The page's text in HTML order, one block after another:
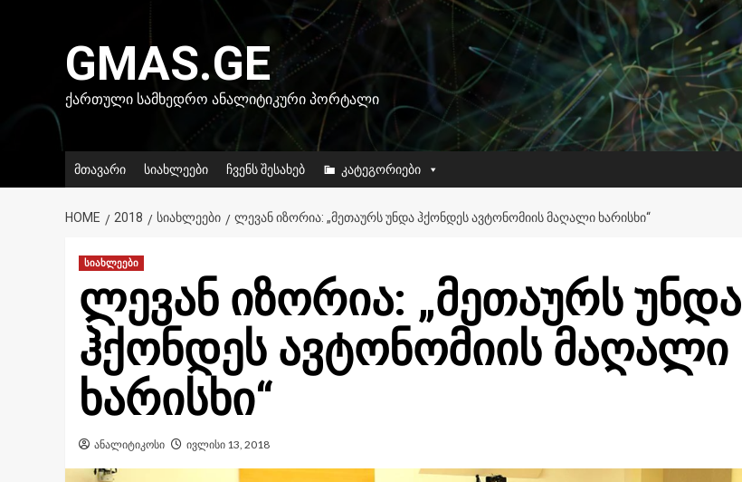
GMAS.GE
ᲥᲐᲠᲗᲣᲚᲘ ᲡᲐᲛᲮᲔᲓᲠᲝ ᲐᲜᲐᲚᲘᲢᲘᲙᲣᲠᲘ ᲞᲝᲠᲢᲐᲚᲘ
მთავარი სიახლეები ჩვენს შესახებ კატეგორიები
HOME 2018 ᲡᲘᲐᲮᲚᲔᲔᲑᲘ ᲚᲔᲕᲐᲜ ᲘᲖᲝᲠᲘᲐ: „ᲛᲔᲗᲐᲣᲠᲡ ᲣᲜᲓᲐ ᲰᲥᲝᲜᲓᲔᲡ ᲐᲕᲢᲝᲜᲝᲛᲘᲘᲡ ᲛᲐᲦᲐᲚᲘ ᲮᲐᲠᲘᲡᲮᲘ“
სიახლეები
ლევან იზორია: „მეთაურს უნდა
ჰქონდეს ავტონომიის მაღალი
ხარისხი“
ანალიტიკოსი ივლისი 13, 2018